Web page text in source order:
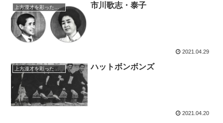
上方漫才を彩った人々（仮） 市川歌志・泰子
2021.04.29
上方漫才を彩った人々（仮） ハットボンボンズ
2021.04.20